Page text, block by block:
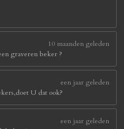
10 maanden geleden
graveren beker ?
een jaar geleden
U dat ook?
een jaar geleden